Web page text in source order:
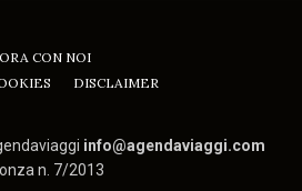
CON NOI
DISCLAIMER
info@agendaviaggi.com
n. 7/2013